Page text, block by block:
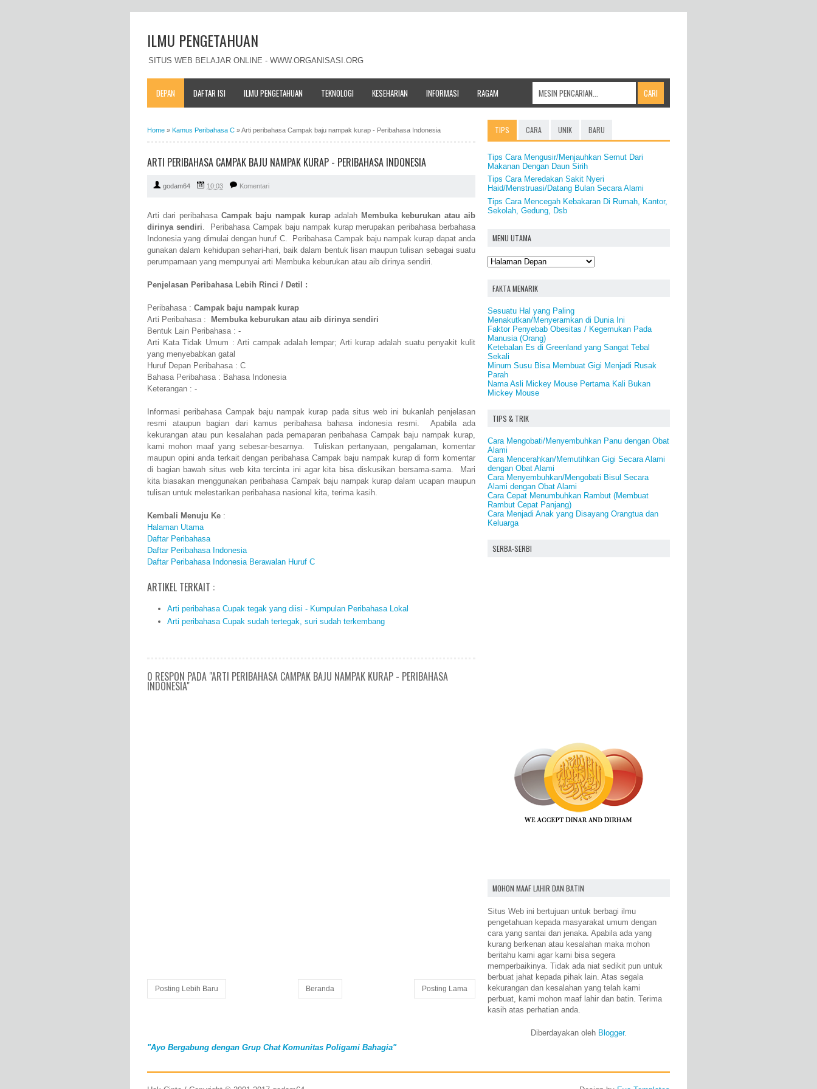
ILMU PENGETAHUAN
SITUS WEB BELAJAR ONLINE - WWW.ORGANISASI.ORG
DEPAN DAFTAR ISI ILMU PENGETAHUAN TEKNOLOGI KESEHARIAN INFORMASI RAGAM
Home » Kamus Peribahasa C »Arti peribahasa Campak baju nampak kurap - Peribahasa Indonesia
ARTI PERIBAHASA CAMPAK BAJU NAMPAK KURAP - PERIBAHASA INDONESIA
godam64 10:03 Komentari
Arti dari peribahasaCampak baju nampak kurapadalah Membuka keburukan atau aib
dirinya sendiri. Peribahasa Campak baju nampak kurap merupakan peribahasa berbahasa
Indonesia yang dimulai dengan huruf C. Peribahasa Campak baju nampak kurap dapat anda
gunakan dalam kehidupan sehari-hari, baik dalam bentuk lisan maupun tulisan sebagai suatu
perumpamaan yang mempunyai arti Membuka keburukan atau aib dirinya sendiri.
Penjelasan Peribahasa Lebih Rinci / Detil :
Peribahasa : Campak baju nampak kurap
Arti Peribahasa :
Membuka keburukan atau aib dirinya sendiri
Bentuk Lain Peribahasa : -
Arti Kata Tidak Umum : Arti campak adalah lempar; Arti kurap adalah suatu penyakit kulit
yang menyebabkan gatal
Huruf Depan Peribahasa : C
Bahasa Peribahasa : Bahasa Indonesia
Keterangan : -
Informasi peribahasa Campak baju nampak kurap pada situs web ini bukanlah penjelasan
resmi ataupun bagian dari kamus peribahasa bahasa indonesia resmi. Apabila ada
kekurangan atau pun kesalahan pada pemaparan peribahasa Campak baju nampak kurap,
kami mohon maaf yang sebesar-besarnya. Tuliskan pertanyaan, pengalaman, komentar
maupun opini anda terkait dengan peribahasa Campak baju nampak kurap di form komentar
di bagian bawah situs web kita tercinta ini agar kita bisa diskusikan bersama-sama. Mari
kita biasakan menggunakan peribahasa Campak baju nampak kurap dalam ucapan maupun
tulisan untuk melestarikan peribahasa nasional kita, terima kasih.
Kembali Menuju Ke :
Halaman Utama
Daftar Peribahasa
Daftar Peribahasa Indonesia
Daftar Peribahasa Indonesia Berawalan Huruf C
ARTIKEL TERKAIT :
Arti peribahasa Cupak tegak yang diisi - Kumpulan Peribahasa Lokal
Arti peribahasa Cupak sudah tertegak, suri sudah terkembang
0 RESPON PADA "ARTI PERIBAHASA CAMPAK BAJU NAMPAK KURAP - PERIBAHASA
INDONESIA"
Posting Lebih Baru Posting Lama
Beranda
"Ayo Bergabung dengan Grup Chat Komunitas Poligami Bahagia"
TIPS CARA UNIK BARU
Tips Cara Mengusir/Menjauhkan Semut Dari
Makanan Dengan Daun Sirih
Tips Cara Meredakan Sakit Nyeri
Haid/Menstruasi/Datang Bulan Secara Alami
Tips Cara Mencegah Kebakaran Di Rumah, Kantor,
Sekolah, Gedung, Dsb
MENU UTAMA
FAKTA MENARIK
Sesuatu Hal yang Paling
Menakutkan/Menyeramkan di Dunia Ini
Faktor Penyebab Obesitas / Kegemukan Pada
Manusia (Orang)
Ketebalan Es di Greenland yang Sangat Tebal
Sekali
Minum Susu Bisa Membuat Gigi Menjadi Rusak
Parah
Nama Asli Mickey Mouse Pertama Kali Bukan
Mickey Mouse
TIPS & TRIK
Cara Mengobati/Menyembuhkan Panu dengan Obat
Alami
Cara Mencerahkan/Memutihkan Gigi Secara Alami
dengan Obat Alami
Cara Menyembuhkan/Mengobati Bisul Secara
Alami dengan Obat Alami
Cara Cepat Menumbuhkan Rambut (Membuat
Rambut Cepat Panjang)
Cara Menjadi Anak yang Disayang Orangtua dan
Keluarga
SERBA-SERBI
MOHON MAAF LAHIR DAN BATIN
Situs Web ini bertujuan untuk berbagi ilmu
pengetahuan kepada masyarakat umum dengan
cara yang santai dan jenaka. Apabila ada yang
kurang berkenan atau kesalahan maka mohon
beritahu kami agar kami bisa segera
memperbaikinya. Tidak ada niat sedikit pun untuk
berbuat jahat kepada pihak lain. Atas segala
kekurangan dan kesalahan yang telah kami
perbuat, kami mohon maaf lahir dan batin. Terima
kasih atas perhatian anda.
Diberdayakan oleh Blogger.